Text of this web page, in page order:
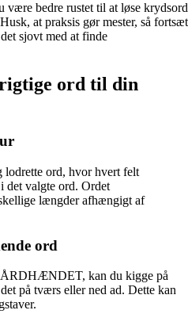
være bedre rustet til at løse krydsord
at praksis gør mester, så fortsæt
sjovt med at finde
ord til din
lodrette ord, hvor hvert felt
det valgte ord. Ordet
længder afhængigt af
ord
kan du kigge på
på tværs eller ned ad. Dette kan